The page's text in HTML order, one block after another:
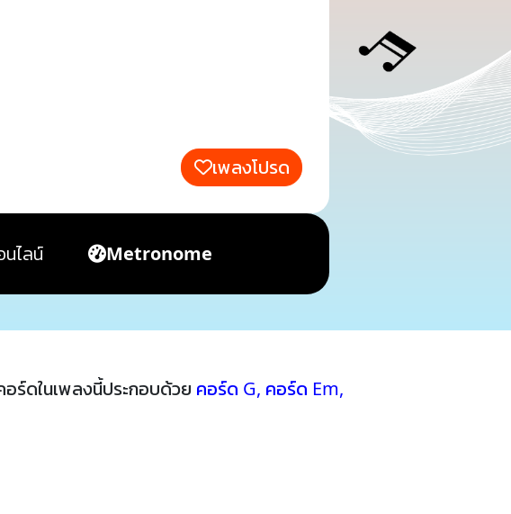
เพลงโปรด
นไลน์ Metronome
ร์ดในเพลงนี้ประกอบด้วย คอร์ด G, คอร์ด Em,